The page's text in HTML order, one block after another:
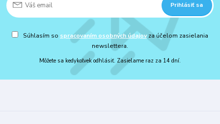
Prihlásiť sa
Súhlasím so spracovaním osobných údajovza účelom zasielania
newslettera.
Môžete sa kedykoľvek odhlásiť. Zasielame raz za 14 dní.